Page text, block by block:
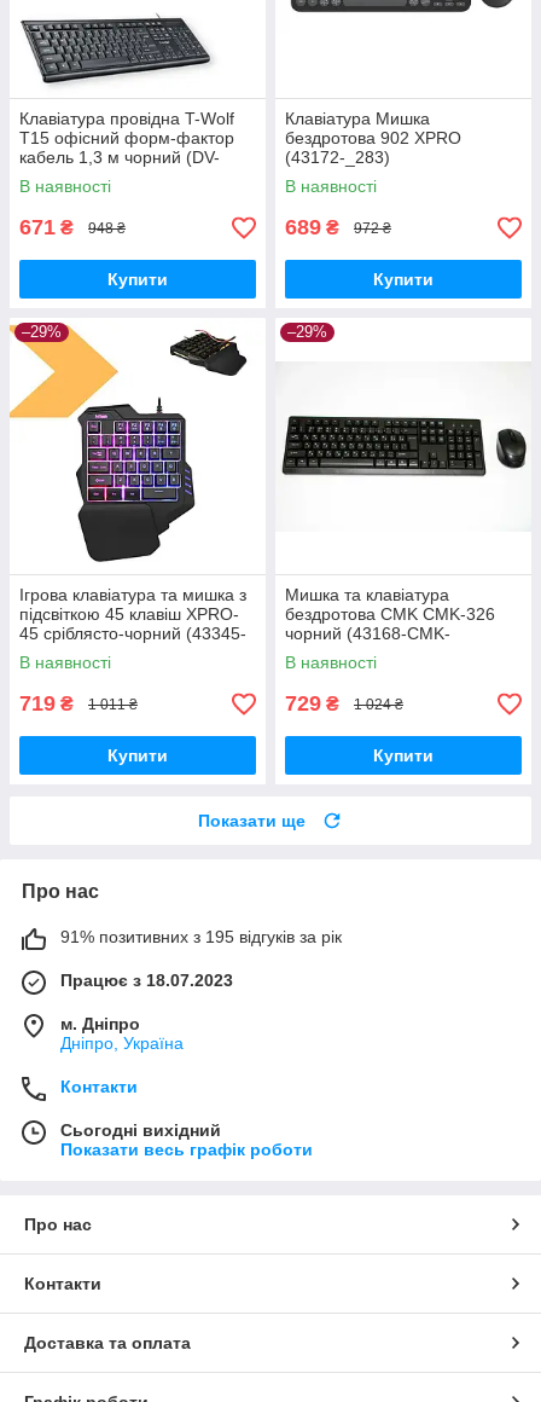
Клавіатура провідна T-Wolf
T15 офісний форм-фактор
кабель 1,3 м чорний (DV-
169475_302)
В наявності
671 ₴ 948 ₴
Купити
Клавіатура Мишка
бездротова 902 XPRO
(43172-_283)
В наявності
689 ₴ 972 ₴
Купити
–29%
Ігрова клавіатура та мишка з
підсвіткою 45 клавіш XPRO-
45 сріблясто-чорний (43345-
_283)
В наявності
719 ₴ 1 011 ₴
Купити
–29%
Мишка та клавіатура
бездротова CMK CMK-326
чорний (43168-CMK-
326_301)
В наявності
729 ₴ 1 024 ₴
Купити
Показати ще
Про нас
91% позитивних з 195 відгуків за рік
Працює з 18.07.2023
м. Дніпро
Дніпро, Україна
Контакти
Сьогодні вихідний
Показати весь графік роботи
Про нас
Контакти
Доставка та оплата